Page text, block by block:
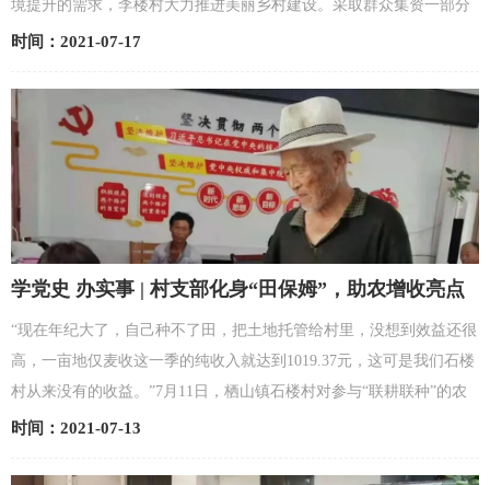
境提升的需求，李楼村大力推进美丽乡村建设。采取群众集资一部分
和申请上级补贴一部分的办法，筹措资金40余万元...
时间：2021-07-17
学党史 办实事 | 村支部化身“田保姆”，助农增收亮点
“现在年纪大了，自己种不了田，把土地托管给村里，没想到效益还很
高，一亩地仅麦收这一季的纯收入就达到1019.37元，这可是我们石楼
村从来没有的收益。”7月11日，栖山镇石楼村对参与“联耕联种”的农
户进行收益分配，村民们数着手里的钞票露出满足的...
时间：2021-07-13